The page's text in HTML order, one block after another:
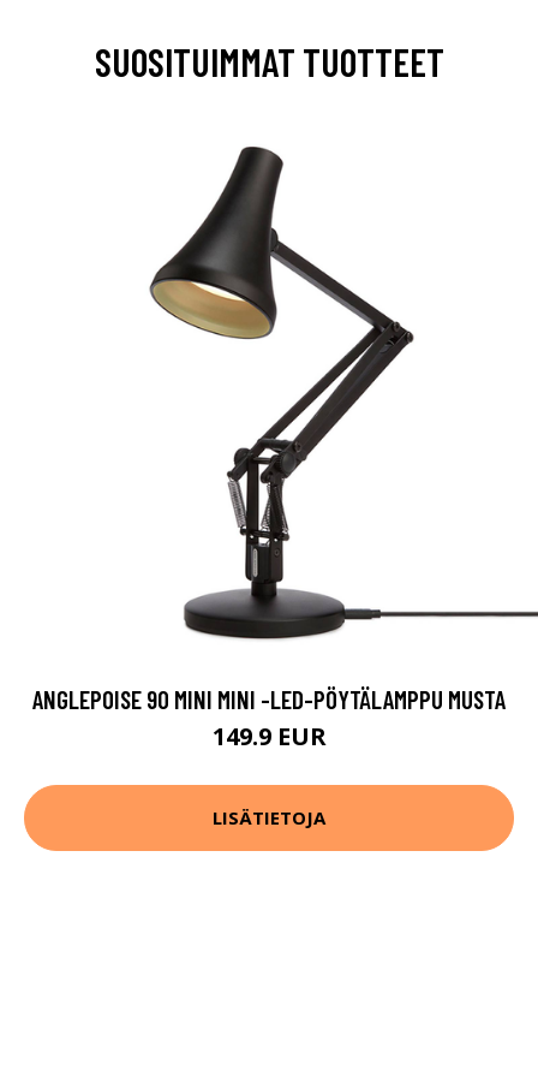
SUOSITUIMMAT TUOTTEET
ANGLEPOISE 90 MINI MINI -LED-PÖYTÄLAMPPU MUSTA
149.9 EUR
LISÄTIETOJA